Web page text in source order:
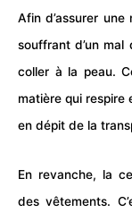
Afin d’assurer
souffrant d’un
coller à la peau.
matière qui respire
en dépit de la
En revanche, la
des vêtements.